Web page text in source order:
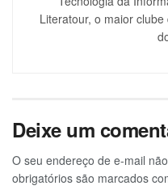
Literatour, o maior
Deixe um
O seu endereço de e-mail
obrigatórios são marcados